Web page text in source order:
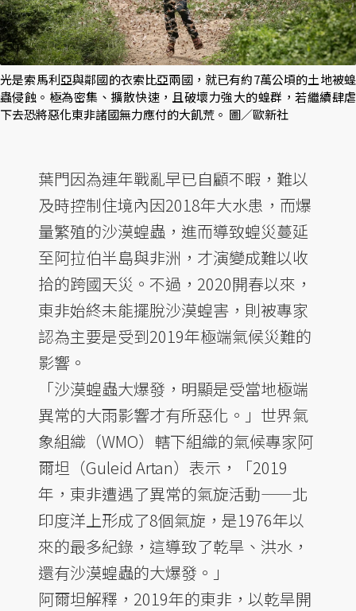
光是索馬利亞與鄰國的衣索比亞兩國，就已有約7萬公頃的土地被蝗
蟲侵蝕。極為密集、擴散快速，且破壞力強大的蝗群，若繼續肆虐
下去恐將惡化東非諸國無力應付的大飢荒。 圖／歐新社
葉門因為連年戰亂早已自顧不暇，難以
及時控制住境內因2018年大水患，而爆
量繁殖的沙漠蝗蟲，進而導致蝗災蔓延
至阿拉伯半島與非洲，才演變成難以收
拾的跨國天災。不過，2020開春以來，
東非始終未能擺脫沙漠蝗害，則被專家
認為主要是受到2019年極端氣候災難的
影響。
「沙漠蝗蟲大爆發，明顯是受當地極端
異常的大雨影響才有所惡化。」世界氣
象組織（WMO）轄下組織的氣候專家阿
爾坦（Guleid Artan）表示，「2019
年，東非遭遇了異常的氣旋活動——北
印度洋上形成了8個氣旋，是1976年以
來的最多紀錄，這導致了乾旱、洪水，
還有沙漠蝗蟲的大爆發。」
阿爾坦解釋，2019年的東非，以乾旱開